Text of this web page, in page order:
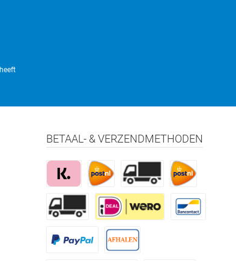
heeft
BETAAL- & VERZENDMETHODEN